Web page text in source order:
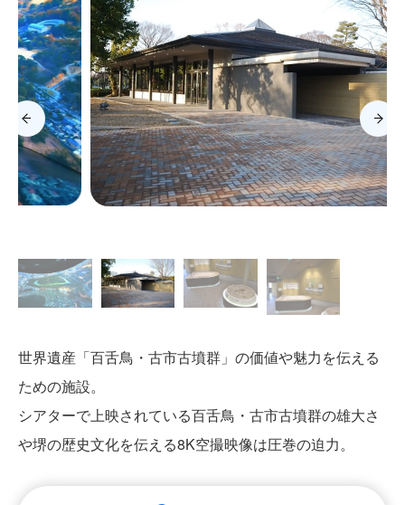
世界遺産「百舌鳥・古市古墳群」の価値や魅力を伝える
ための施設。
シアターで上映されている百舌鳥・古市古墳群の雄大さ
や堺の歴史文化を伝える8K空撮映像は圧巻の迫力。